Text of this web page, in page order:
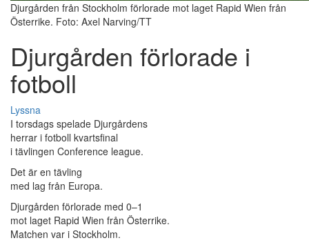
Djurgården från Stockholm förlorade mot laget Rapid Wien från
Österrike. Foto: Axel Narving/TT
Djurgården förlorade i
fotboll
Lyssna
I torsdags spelade Djurgårdens
herrar i fotboll kvartsfinal
i tävlingen Conference league.
Det är en tävling
med lag från Europa.
Djurgården förlorade med 0–1
mot laget Rapid Wien från Österrike.
Matchen var i Stockholm.